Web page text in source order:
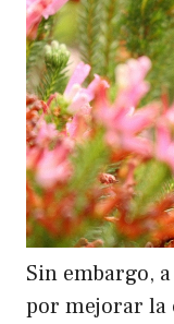
Sin embargo,
por mejorar la